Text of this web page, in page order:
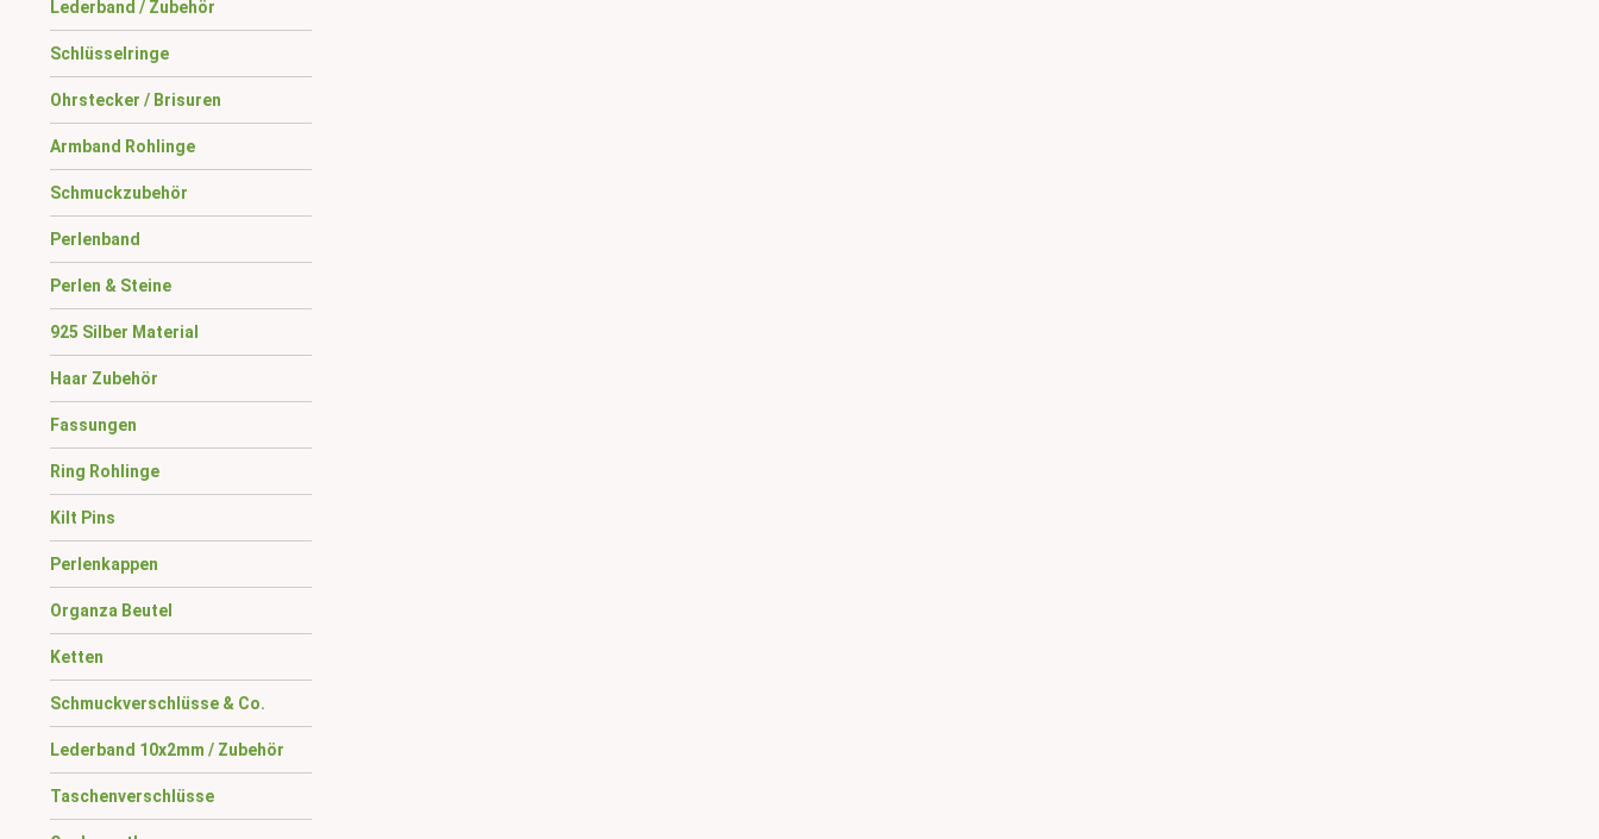
Lederband / Zubehör
Schlüsselringe
Ohrstecker / Brisuren
Armband Rohlinge
Schmuckzubehör
Perlenband
Perlen & Steine
925 Silber Material
Haar Zubehör
Fassungen
Ring Rohlinge
Kilt Pins
Perlenkappen
Organza Beutel
Ketten
Schmuckverschlüsse & Co.
Lederband 10x2mm / Zubehör
Taschenverschlüsse